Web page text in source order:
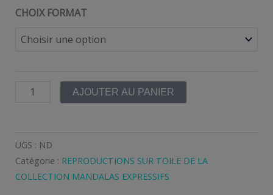
à
CHOIX FORMAT
quantité
IMPRESSION
SUR
TOILE
AJOUTER AU PANIER
UGS : ND
Catégorie : REPRODUCTIONS SUR TOILE DE LA
COLLECTION MANDALAS EXPRESSIFS